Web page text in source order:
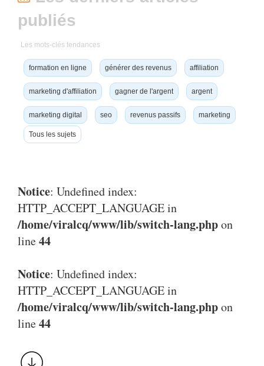
publiés
Les mots-clés tendances
formation en ligne générer des revenus affiliation
marketing d'affiliation gagner de l'argent argent
marketing digital seo revenus passifs marketing
Tous les sujets
Notice: Undefined index:
HTTP_ACCEPT_LANGUAGE in
/home/viralcq/www/lib/switch-lang.phpon
line44
Notice: Undefined index:
HTTP_ACCEPT_LANGUAGE in
/home/viralcq/www/lib/switch-lang.phpon
line44